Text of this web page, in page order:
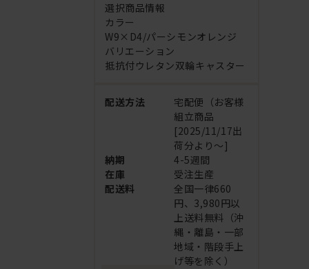
選択商品情報
カラー
W9×D4/パーシモンオレンジ
バリエーション
抵抗付ウレタン双輪キャスター
配送方法
宅配便（お客様
組立商品
[2025/11/17出
荷分より～]
納期
4-5週間
在庫
受注生産
配送料
全国一律660
円、3,980円以
上送料無料（沖
縄・離島・一部
地域・階段手上
げ等を除く）